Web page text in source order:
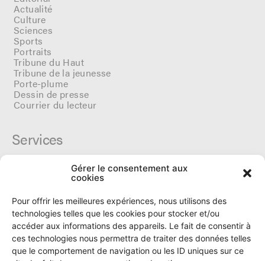
Gérer le consentement aux
cookies
Pour offrir les meilleures expériences, nous utilisons des
technologies telles que les cookies pour stocker et/ou
accéder aux informations des appareils. Le fait de consentir à
ces technologies nous permettra de traiter des données telles
que le comportement de navigation ou les ID uniques sur ce
Actualité
Culture
Sciences
Sports
Portraits
Tribune du Haut
Tribune de la jeunesse
Porte-plume
Dessin de presse
Courrier du lecteur
Services
Archives
Tarifs et dates de parutions
Politique de cookies
Politique de confidentialité